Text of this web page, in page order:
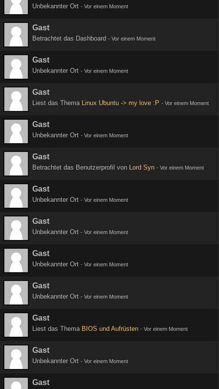
Unbekannter Ort - Vor einem Moment
Gast
Betrachtet das Dashboard - Vor einem Moment
Gast
Unbekannter Ort - Vor einem Moment
Gast
Liest das Thema Linux Ubuntu -> my love :P - Vor einem Moment
Gast
Unbekannter Ort - Vor einem Moment
Gast
Betrachtet das Benutzerprofil von Lord Syn - Vor einem Moment
Gast
Unbekannter Ort - Vor einem Moment
Gast
Unbekannter Ort - Vor einem Moment
Gast
Unbekannter Ort - Vor einem Moment
Gast
Unbekannter Ort - Vor einem Moment
Gast
Liest das Thema BIOS und Aufrüsten - Vor einem Moment
Gast
Unbekannter Ort - Vor einem Moment
Gast